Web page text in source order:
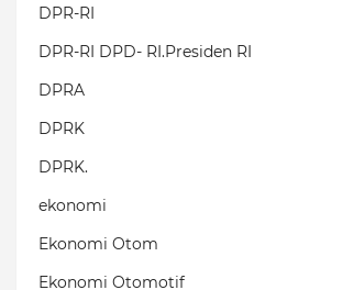
DPR-RI
DPR-RI DPD- RI.Presiden RI
DPRA
DPRK
DPRK.
ekonomi
Ekonomi Otom
Ekonomi Otomotif